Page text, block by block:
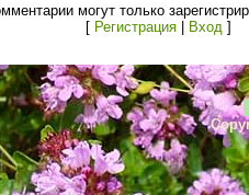
могут только
[ Регистрация| Вход ]